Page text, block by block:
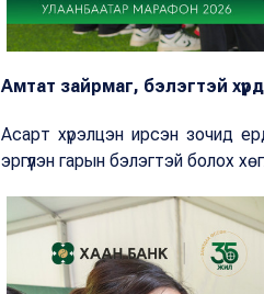
Амтат зайрмаг, бэлэгтэй хүрд
Асарт хүрэлцэн ирсэн зочид
эргүүлэн гарын бэлэгтэй болох